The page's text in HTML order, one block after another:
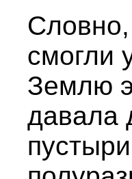
смогли
Землю
давала